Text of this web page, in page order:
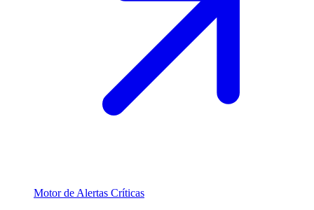
Motor de Alertas Críticas